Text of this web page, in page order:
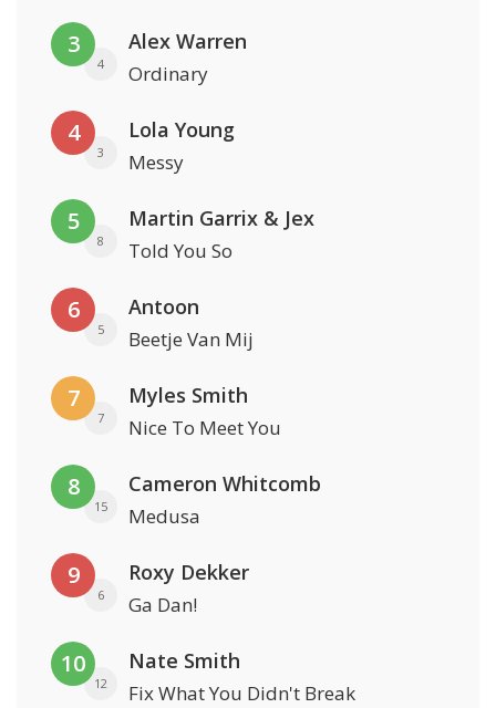
3
4
Alex Warren
Ordinary
4
3
Lola Young
Messy
5
8
Martin Garrix & Jex
Told You So
6
5
Antoon
Beetje Van Mij
7
7
Myles Smith
Nice To Meet You
8
15
Cameron Whitcomb
Medusa
9
6
Roxy Dekker
Ga Dan!
10
12
Nate Smith
Fix What You Didn't Break